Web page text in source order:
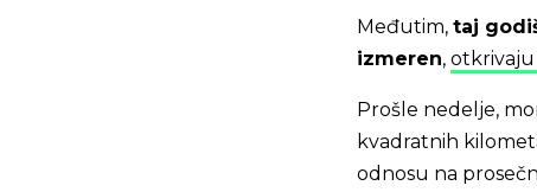
Međutim, taj
izmeren, otkrivaju
Prošle nedelje,
kvadratnih
odnosu na